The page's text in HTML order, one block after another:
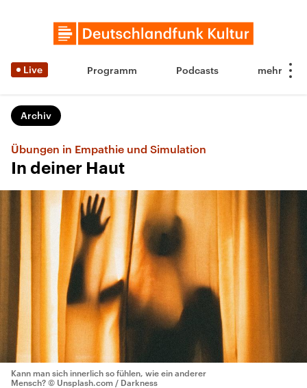
Live Programm Podcasts
Archiv
Übungen in Empathie und Simulation
In deiner Haut
Kann man sich innerlich so fühlen, wie ein anderer
Mensch? © Unsplash.com / Darkness